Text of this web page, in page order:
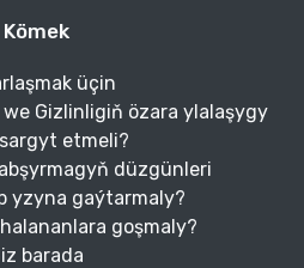
Kömek
üçin
Gizlinligiň özara ylalaşygy
etmeli?
düzgünleri
yzyna gaýtarmaly?
goşmaly?
barada